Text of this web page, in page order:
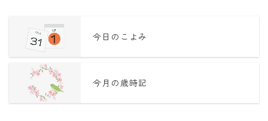
今日のこよみ
今月の歳時記